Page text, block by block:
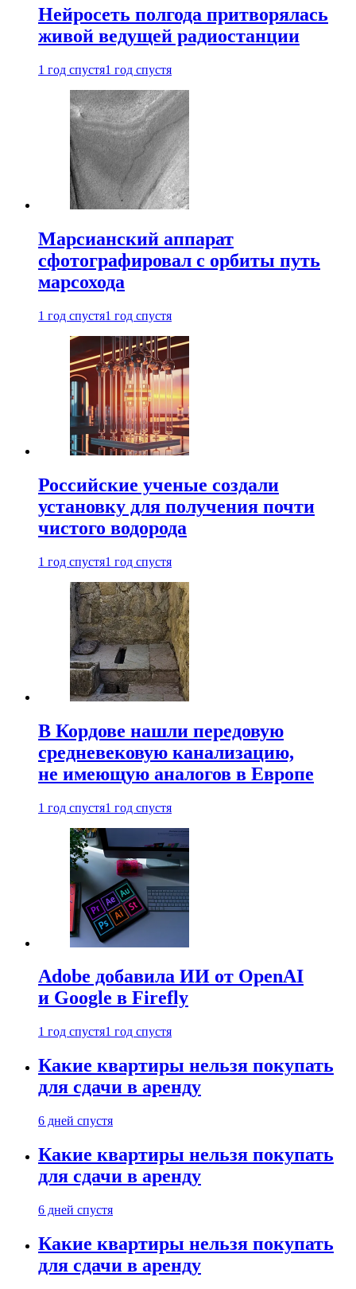
Нейросеть полгода притворялась
живой ведущей радиостанции
1 год спустя1 год спустя
Марсианский аппарат
сфотографировал с орбиты путь
марсохода
1 год спустя1 год спустя
Российские ученые создали
установку для получения почти
чистого водорода
1 год спустя1 год спустя
В Кордове нашли передовую
средневековую канализацию,
не имеющую аналогов в Европе
1 год спустя1 год спустя
Adobe добавила ИИ от OpenAI
и Google в Firefly
1 год спустя1 год спустя
Какие квартиры нельзя покупать
для сдачи в аренду
6 дней спустя
Какие квартиры нельзя покупать
для сдачи в аренду
6 дней спустя
Какие квартиры нельзя покупать
для сдачи в аренду